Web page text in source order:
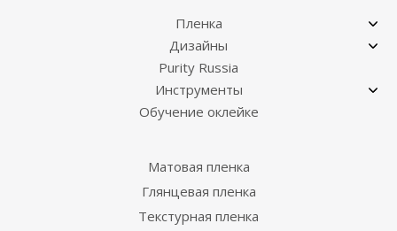
Пленка
Дизайны
Purity Russia
Инструменты
Обучение оклейке
Матовая пленка
Глянцевая пленка
Текстурная пленка